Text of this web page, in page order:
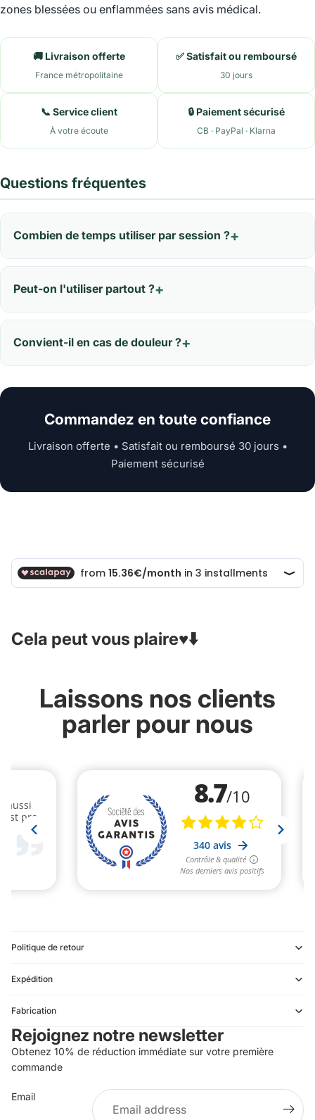
zones blessées ou enflammées sans avis médical.
🚚 Livraison offerte
France métropolitaine
✅ Satisfait ou remboursé
30 jours
📞 Service client
À votre écoute
🔒 Paiement sécurisé
CB · PayPal · Klarna
Questions fréquentes
Combien de temps utiliser par session ?
Peut-on l'utiliser partout ?
Convient-il en cas de douleur ?
Commandez en toute confiance
Livraison offerte • Satisfait ou remboursé 30 jours •
Paiement sécurisé
Cela peut vous plaire♥️⬇️
Laissons nos clients
parler pour nous
Politique de retour
Expédition
Fabrication
Rejoignez notre newsletter
Obtenez 10% de réduction immédiate sur votre première
commande
Email
Terms of service
Shipping policy
Terms of sale